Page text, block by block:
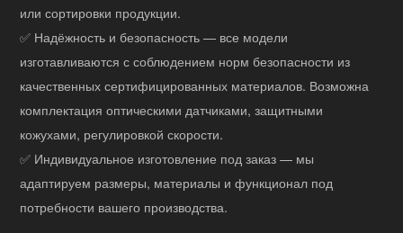
или сортировки продукции.
✅ Надёжность и безопасность — все модели
изготавливаются с соблюдением норм безопасности из
качественных сертифицированных материалов. Возможна
комплектация оптическими датчиками, защитными
кожухами, регулировкой скорости.
✅ Индивидуальное изготовление под заказ — мы
адаптируем размеры, материалы и функционал под
потребности вашего производства.